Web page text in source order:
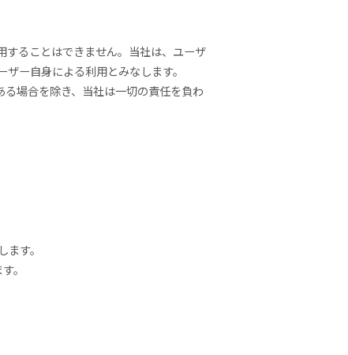
ることはできません。当社は、ユーザ
ー自身による利用とみなします。
場合を除き、当社は一切の責任を負わ
す。
。